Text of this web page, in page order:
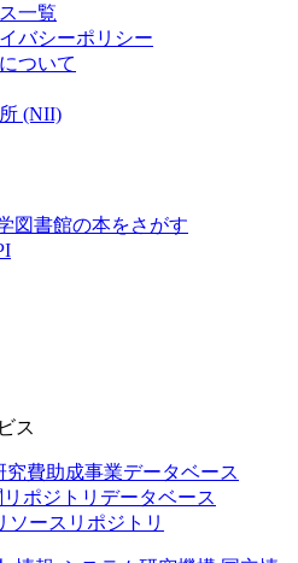
一覧
バシーポリシー
ついて
(NII)
図書館の本をさがす
ス
費助成事業データベース
ポジトリデータベース
ソースリポジトリ